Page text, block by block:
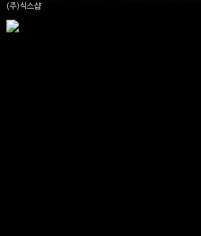
(주)식스샵